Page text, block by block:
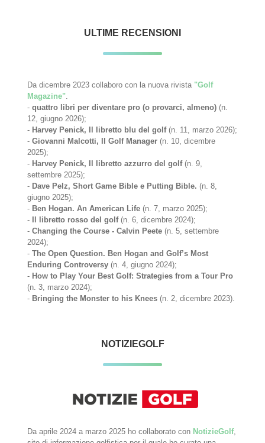
ULTIME RECENSIONI
Da dicembre 2023 collaboro con la nuova rivista "Golf
Magazine"
-quattro libri per diventare pro (o provarci, almeno) (n.
12, giugno 2026);
- Harvey Penick, Il libretto blu del golf(n. 11, marzo 2026);
-Giovanni Malcotti, Il Golf Manager (n. 10, dicembre
2025);
- Harvey Penick, Il libretto azzurro del golf(n. 9,
settembre 2025);
- Dave Pelz, Short Game Bible e Putting Bible.(n. 8,
giugno 2025);
- Ben Hogan. An American Life (n. 7, marzo 2025);
-
Il libretto rosso del golf(n. 6, dicembre 2024);
-Changing the Course - Calvin Peete (n. 5, settembre
2024);
-The Open Question. Ben Hogan and Golf’s Most
Enduring Controversy (n. 4, giugno 2024);
- How to Play Your Best Golf: Strategies from a Tour Pro
(n. 3, marzo 2024);
- Bringing the Monster to his Knees (n. 2, dicembre 2023).
NOTIZIEGOLF
Da aprile 2024 a marzo 2025 ho collaborato con NotizieGolf,